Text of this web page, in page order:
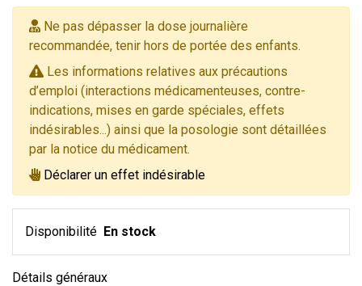
Ne pas dépasser la dose journalière
recommandée, tenir hors de portée des enfants.
Les informations relatives aux précautions
d’emploi (interactions médicamenteuses, contre-
indications, mises en garde spéciales, effets
indésirables...) ainsi que la posologie sont détaillées
par la notice du médicament.
Déclarer un effet indésirable
Disponibilité En stock
Détails généraux